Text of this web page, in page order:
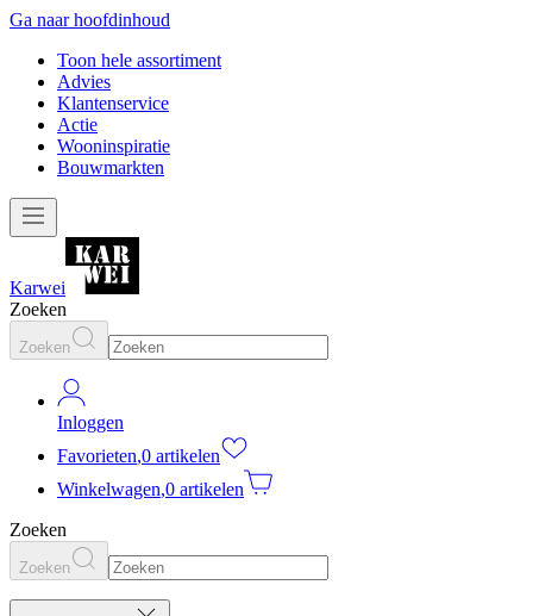
Ga naar hoofdinhoud
Toon hele assortiment
Advies
Klantenservice
Actie
Wooninspiratie
Bouwmarkten
Karwei
Zoeken
Zoeken
Inloggen
Favorieten,0 artikelen
Winkelwagen,0 artikelen
Zoeken
Zoeken